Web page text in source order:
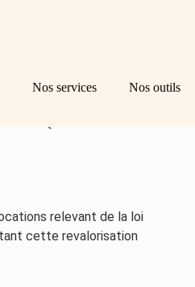
Nos services Nos outils
relevant de la loi
cette revalorisation